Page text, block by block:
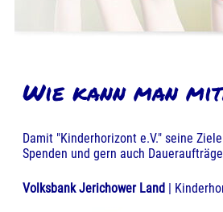
Wie kann man
Damit "Kinderhorizont e.V." seine
Spenden und gern auch
Volksbank Jerichower Land |